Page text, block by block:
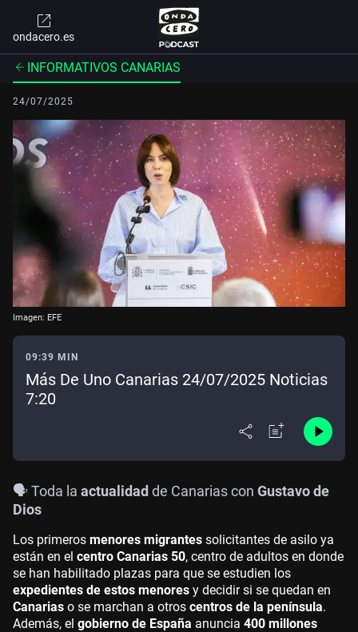
ondacero.es
INFORMATIVOS CANARIAS
24/07/2025
Imagen: EFE
09:39 MIN
Más De Uno Canarias 24/07/2025 Noticias
7:20
🗣️ Toda la actualidad de Canarias con Gustavo de
Dios
Los primeros menores migrantes solicitantes de asilo ya
están en el centro Canarias 50, centro de adultos en donde
se han habilitado plazas para que se estudien los
expedientes de estos menores y decidir si se quedan en
Canarias o se marchan a otros centros de la península.
Además, el gobierno de España anuncia 400 millones